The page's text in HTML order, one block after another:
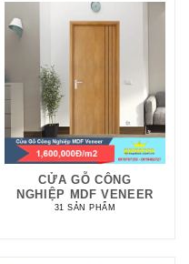
CỬA GỖ CÔNG
NGHIỆP MDF VENEER
31 SẢN PHẨM